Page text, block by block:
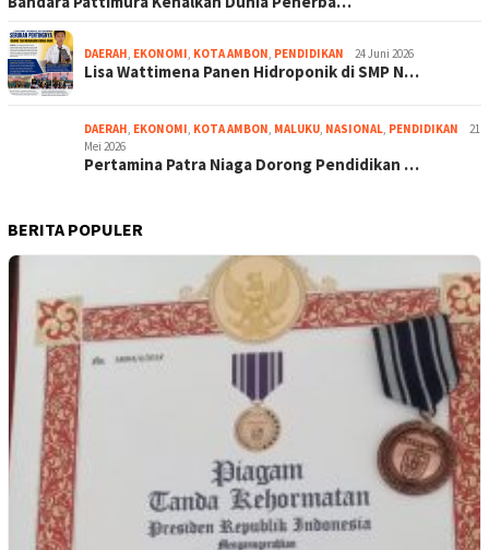
DAERAH EKONOMI KOTA AMBON PENDIDIKAN 24 Juni 2026
Lisa Wattimena Panen Hidroponik di SMP N…
DAERAH EKONOMI KOTA AMBON MALUKU NASIONAL PENDIDIKAN
21
Mei 2026
Pertamina Patra Niaga Dorong Pendidikan …
BERITA POPULER